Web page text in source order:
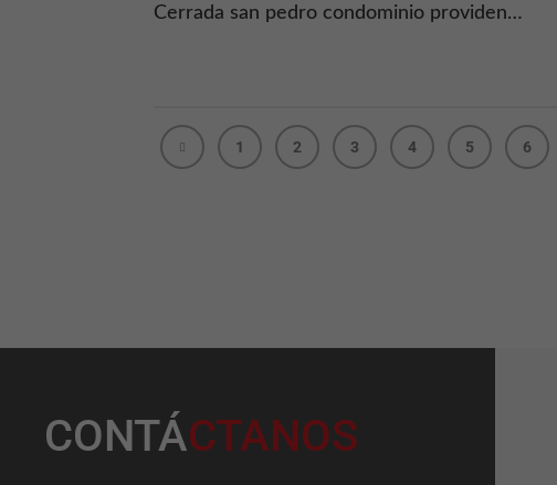
Cerrada san pedro condominio providencia
1 2 3 4 5 6
CONTÁCTANOS